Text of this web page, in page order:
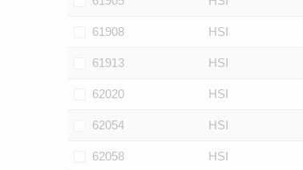
61908 HSI
61913 HSI
62020 HSI
62054 HSI
62058 HSI